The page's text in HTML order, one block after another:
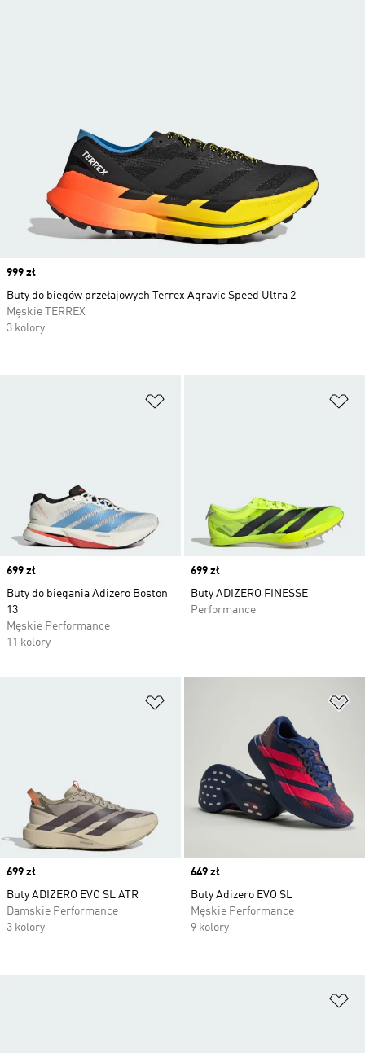
Price
699 zł
Buty do biegania Adizero Boston
13
Męskie Performance
11 kolory
Price
699 zł
Buty ADIZERO FINESSE
Performance
Price
699 zł
Buty ADIZERO EVO SL ATR
Damskie Performance
3 kolory
Price
649 zł
Buty Adizero EVO SL
Męskie Performance
9 kolory
Price
999 zł
Buty do biegów przełajowych Terrex Agravic Speed Ultra 2
Męskie TERREX
3 kolory